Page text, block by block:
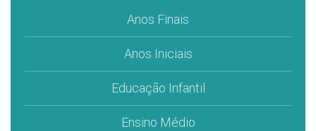
Anos Finais
Anos Iniciais
Educação Infantil
Ensino Médio